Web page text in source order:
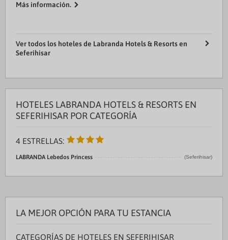
este alojamiento con todo ...
Más información.
Ver todos los hoteles de Labranda Hotels & Resorts en
Seferihisar
HOTELES LABRANDA HOTELS & RESORTS EN
SEFERIHISAR POR CATEGORÍA
4 ESTRELLAS:
LABRANDA Lebedos Princess (Seferihisar)
LA MEJOR OPCIÓN PARA TU ESTANCIA
CATEGORÍAS DE HOTELES EN SEFERIHISAR